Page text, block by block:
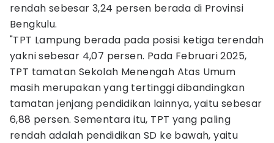
rendah sebesar 3,24 persen berada di Provinsi
Bengkulu.
"TPT Lampung berada pada posisi ketiga terendah
yakni sebesar 4,07 persen. Pada Februari 2025,
TPT tamatan Sekolah Menengah Atas Umum
masih merupakan yang tertinggi dibandingkan
tamatan jenjang pendidikan lainnya, yaitu sebesar
6,88 persen. Sementara itu, TPT yang paling
rendah adalah pendidikan SD ke bawah, yaitu